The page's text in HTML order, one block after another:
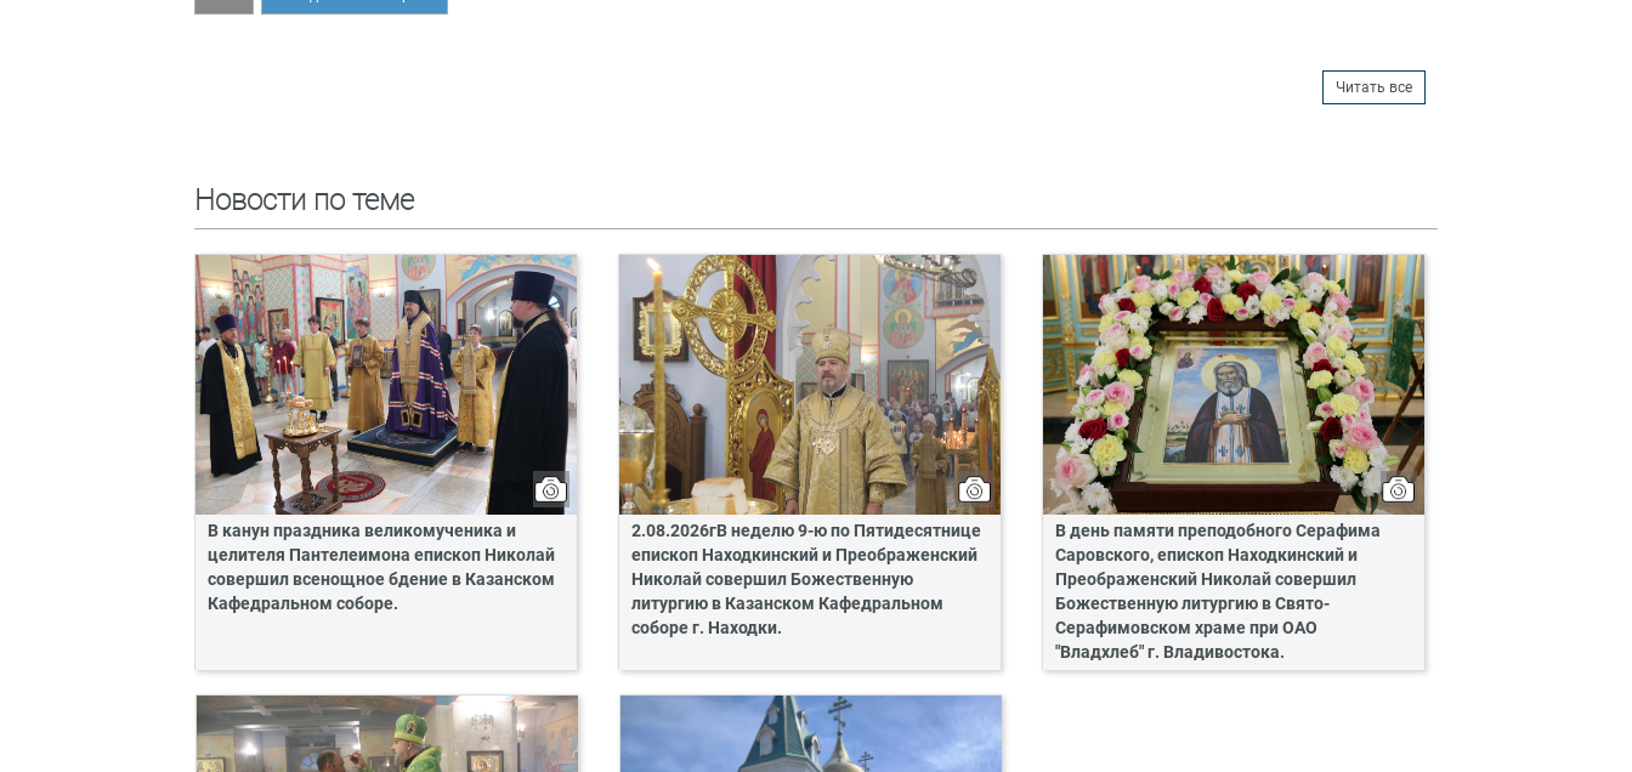
Читать все
Новости по теме
В канун праздника великомученика и
целителя Пантелеимона епископ Николай
совершил всенощное бдение в Казанском
Кафедральном соборе.
2.08.2026гВ неделю 9-ю по Пятидесятнице
епископ Находкинский и Преображенский
Николай совершил Божественную
литургию в Казанском Кафедральном
соборе г. Находки.
В день памяти преподобного Серафима
Саровского, епископ Находкинский и
Преображенский Николай совершил
Божественную литургию в Свято-
Серафимовском храме при ОАО
"Владхлеб" г. Владивостока.